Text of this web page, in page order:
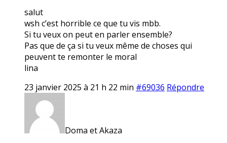
salut
wsh c’est horrible ce que tu vis mbb.
Si tu veux on peut en parler ensemble?
Pas que de ça si tu veux même de choses qui
peuvent te remonter le moral
lina
23 janvier 2025 à 21 h 22 min #69036 Répondre
Doma et Akaza